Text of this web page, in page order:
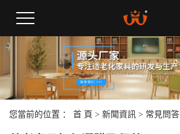
您當前的位置 ： 首 頁 > 新聞資訊 > 常見問答